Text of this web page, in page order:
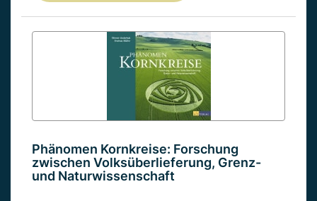
Phänomen Kornkreise: Forschung
zwischen Volksüberlieferung, Grenz-
und Naturwissenschaft